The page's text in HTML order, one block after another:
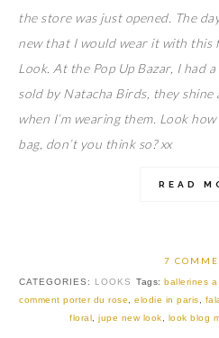
the store was just opened. The
new that I would wear it with
Look. At the Pop Up Bazar, I had
sold by Natacha Birds, they shine
when I’m wearing them. Look
bag, don’t you think so? xx
READ
7
CATEGORIES: LOOKS Tags: ballerines
comment porter du rose,elodie in paris,
floral ,jupe new look, look blog